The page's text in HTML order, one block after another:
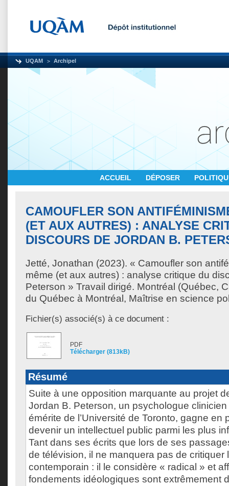
UQAM Archipel
ACCUEIL DÉPOSER
CAMOUFLER SON
(ET AUX AUTRES) : ANALYSE
DISCOURS DE JORDAN B.
Jetté, Jonathan (2023). « Camoufler son
même (et aux autres) : analyse critique du
Peterson » Travail dirigé. Montréal (Québec,
du Québec à Montréal, Maîtrise en science
Fichier(s) associé(s) à ce document :
PDF
Télécharger (813kB)
Résumé
Suite à une opposition marquante au projet
Jordan B. Peterson, un psychologue
émérite de l’Université de Toronto, gagne en
devenir un intellectuel public parmi les plus
Tant dans ses écrits que lors de ses
de télévision, il ne manquera pas de critiquer
contemporain : il le considère « radical » et
fondements idéologiques sont extrêmement